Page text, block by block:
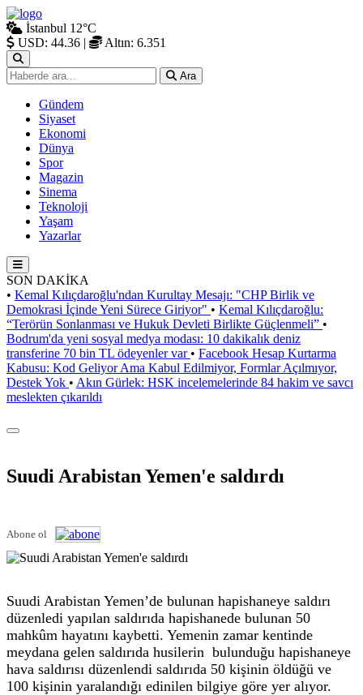
İstanbul 12°C
USD: 44.36 | Altın: 6.351
Ara
Gündem
Siyaset
Ekonomi
Dünya
Spor
Magazin
Sinema
Teknoloji
Yaşam
Yazarlar
SON DAKİKA
• Kemal Kılıçdaroğlu'ndan Kurultay Mesajı: "CHP Birlik ve
Demokrasi İçinde Yeni Sürece Giriyor" • Kemal Kılıçdaroğlu:
“Terörün Sonlanması ve Hukuk Devleti Birlikte Güçlenmeli” •
Bodrum'da yeni sosyal medya modası: 10 dakikalık deniz
transferine 70 bin TL ödeyenler var • Facebook Hesap Kurtarma
Kabusu: Kod Geliyor Ama Kabul Edilmiyor, Formlar Açılmıyor,
Destek Yok • Akın Gürlek: HSK incelemelerinde 84 hakim ve savcı
meslekten çıkarıldı
Suudi Arabistan Yemen'e saldırdı
Abone ol
Suudi Arabistan Yemen’de bulunan hapishaneye saldırı
düzenledi yapılan saldırıda hapishanede bulunan 50
mahkûm hayatını kaybetti. Yemenin zamar kentinde
meydana gelen saldırıda husilerin bulunduğu hapishaneye
hava saldırısı düzenlendi saldırıda 50 kişinin öldüğü ve
100 kişinin yaralandığı edinilen bilgiye göre yer alıyor.